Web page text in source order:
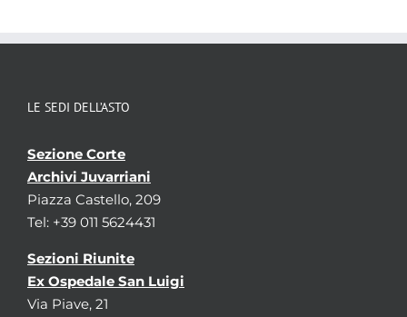
LE SEDI DELL’ASTO
Sezione Corte
Archivi Juvarriani
Piazza Castello, 209
Tel: +39 011 5624431
Sezioni Riunite
Ex Ospedale San Luigi
Via Piave, 21